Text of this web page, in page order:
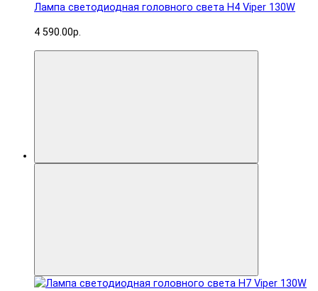
Лампа светодиодная головного света H4 Viper 130W
4 590.00р.